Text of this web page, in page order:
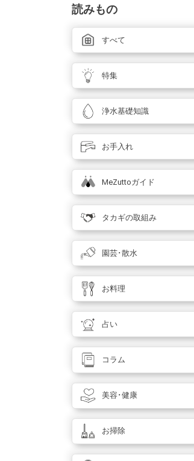
読みもの
すべて
特集
浄水基礎知識
お手入れ
MeZuttoガイド
タカギの取組み
園芸･散水
お料理
占い
コラム
美容･健康
お掃除